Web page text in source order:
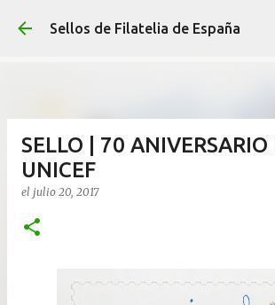
Ir al contenido principal
Sellos de Filatelia de España
SELLO | 70 ANIVERSARIO
UNICEF
el julio 20, 2017